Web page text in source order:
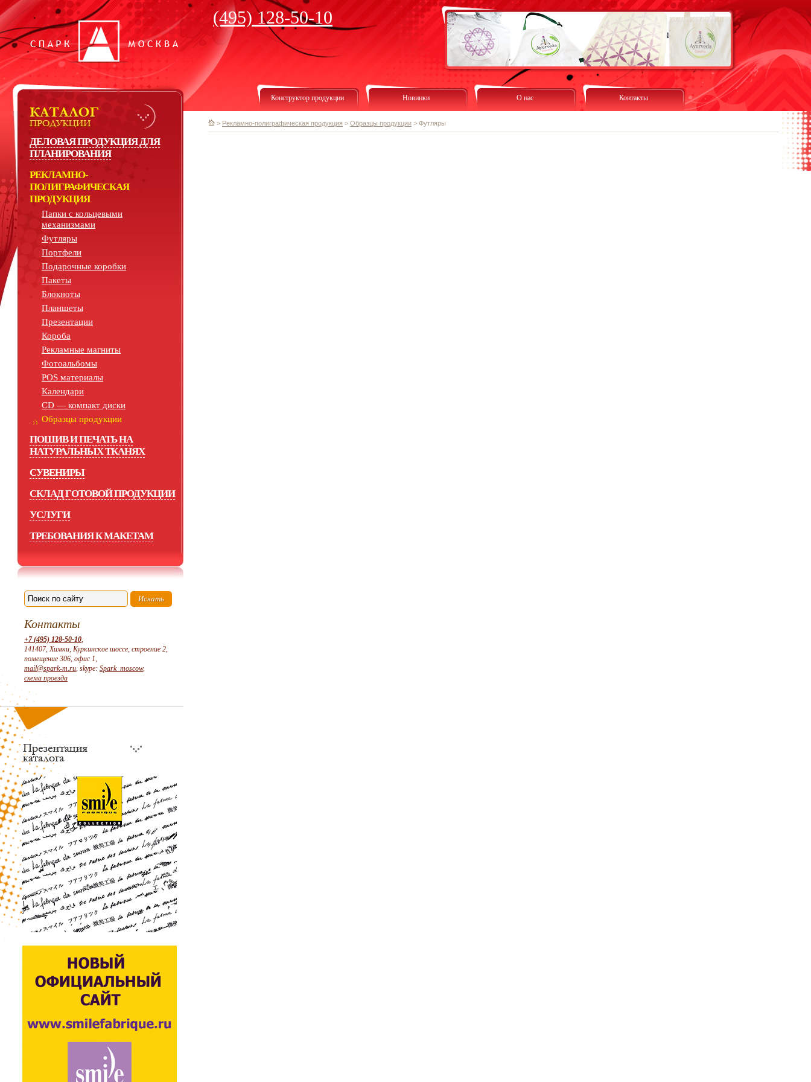
(495) 128-50-10
ДЕЛОВАЯ ПРОДУКЦИЯ ДЛЯ
ПЛАНИРОВАНИЯ
РЕКЛАМНО-
ПОЛИГРАФИЧЕСКАЯ
ПРОДУКЦИЯ
Папки с кольцевыми
механизмами
Футляры
Портфели
Подарочные коробки
Пакеты
Блокноты
Планшеты
Презентации
Короба
Рекламные магниты
Фотоальбомы
POS материалы
Календари
СD — компакт диски
Образцы продукции
ПОШИВ И ПЕЧАТЬ НА
НАТУРАЛЬНЫХ ТКАНЯХ
СУВЕНИРЫ
СКЛАД ГОТОВОЙ ПРОДУКЦИИ
УСЛУГИ
ТРЕБОВАНИЯ К МАКЕТАМ
Контакты
+7 (495) 128-50-10,
141407, Химки, Куркинское шоссе, строение 2,
помещение 306, офис 1,
mail@spark-m.ru, skype: Spark_moscow,
схема проезда
Конструктор продукции Новинки О нас Контакты
> Рекламно-полиграфическая продукция > Образцы продукции > Футляры